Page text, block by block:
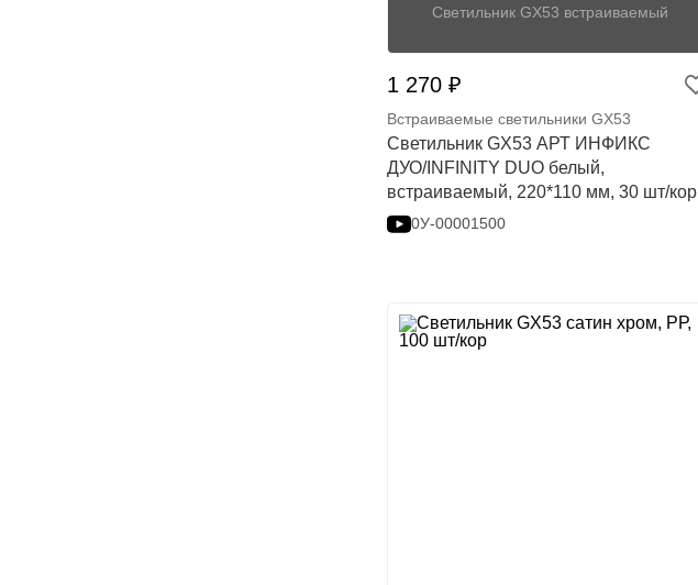
Светильник GX53 встраиваемый
1 270 ₽
Встраиваемые светильники GX53
Светильник GX53 АРТ ИНФИКС
ДУО/INFINITY DUO белый,
встраиваемый, 220*110 мм, 30 шт/кор
0У-00001500